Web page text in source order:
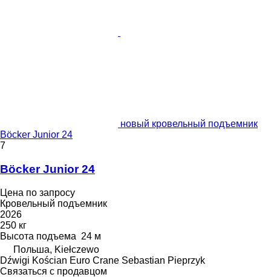
новый кровельный подъемник
Böcker Junior 24
7
Böcker Junior 24
Цена по запросу
Кровельный подъемник
2026
250 кг
Высота подъема 24 м
Польша, Kiełczewo
Dźwigi Kościan Euro Crane Sebastian Pieprzyk
Связаться с продавцом